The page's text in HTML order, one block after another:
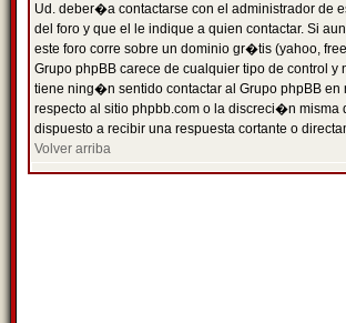
Ud. deber�a contactarse con el administrador de
del foro y que el le indique a quien contactar. Si
este foro corre sobre un dominio gr�tis (yahoo,
Grupo phpBB carece de cualquier tipo de control
tiene ning�n sentido contactar al Grupo phpBB
respecto al sitio phpbb.com o la discreci�n
dispuesto a recibir una respuesta cortante o
Volver arriba